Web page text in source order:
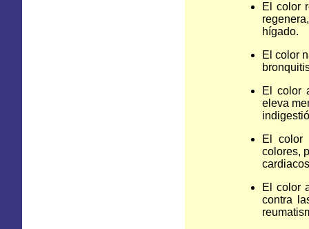
El color
hígado.
El color
El color
eleva
El color
colores,
El color
contra